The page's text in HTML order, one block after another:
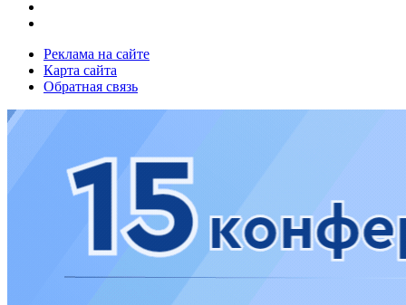
Реклама на сайте
Карта сайта
Обратная связь